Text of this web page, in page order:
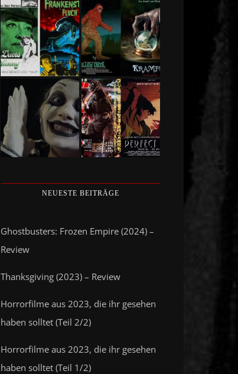
NEUESTE BEITRÄGE
Ghostbusters: Frozen Empire (2024) –
Review
Thanksgiving (2023) – Review
Horrorfilme aus 2023, die ihr gesehen
haben solltet (Teil 2/2)
Horrorfilme aus 2023, die ihr gesehen
haben solltet (Teil 1/2)